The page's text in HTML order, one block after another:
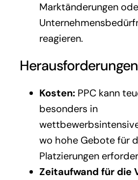
Marktänderungen
reagieren.
Kosten: PPC kann
besonders in
wo hohe Gebote für
Platzierungen
Zeitaufwand für die